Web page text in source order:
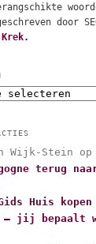
door
Krek.
Wijk-Stein op
terug
Huis kopen
– jij bepaalt